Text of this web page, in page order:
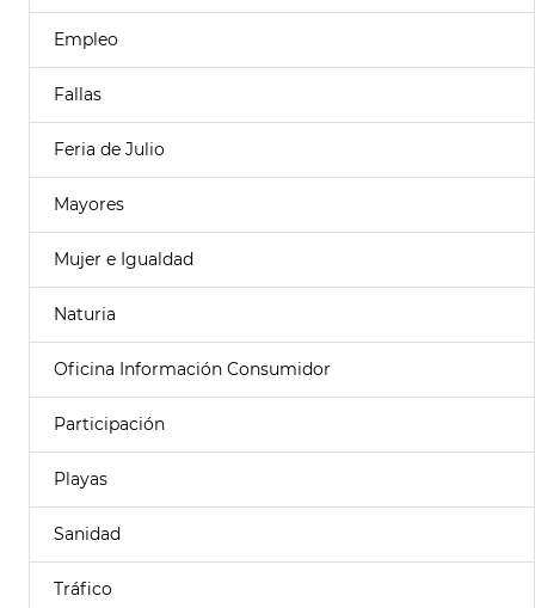
Empleo
Fallas
Feria de Julio
Mayores
Mujer e Igualdad
Naturia
Oficina Información Consumidor
Participación
Playas
Sanidad
Tráfico